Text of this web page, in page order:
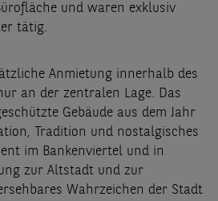
und waren exklusiv
tätig.
Anmietung innerhalb des
an der zentralen Lage. Das
Gebäude aus dem Jahr
Tradition und nostalgisches
im Bankenviertel und in
zur Altstadt und zur
Wahrzeichen der Stadt